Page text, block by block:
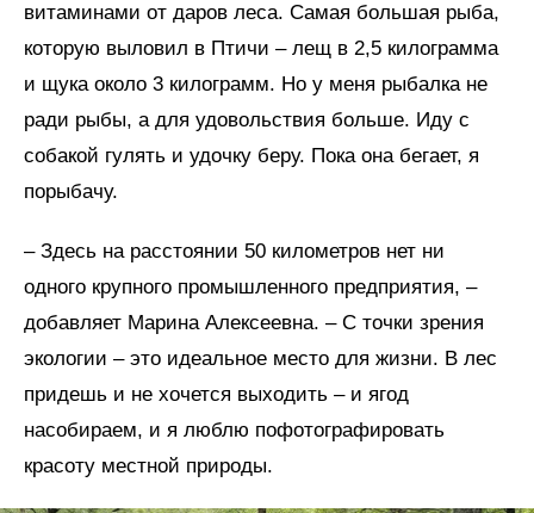
витаминами от даров леса. Самая большая рыба,
которую выловил в Птичи – лещ в 2,5 килограмма
и щука около 3 килограмм. Но у меня рыбалка не
ради рыбы, а для удовольствия больше. Иду с
собакой гулять и удочку беру. Пока она бегает, я
порыбачу.
– Здесь на расстоянии 50 километров нет ни
одного крупного промышленного предприятия, –
добавляет Марина Алексеевна. – С точки зрения
экологии – это идеальное место для жизни. В лес
придешь и не хочется выходить – и ягод
насобираем, и я люблю пофотографировать
красоту местной природы.